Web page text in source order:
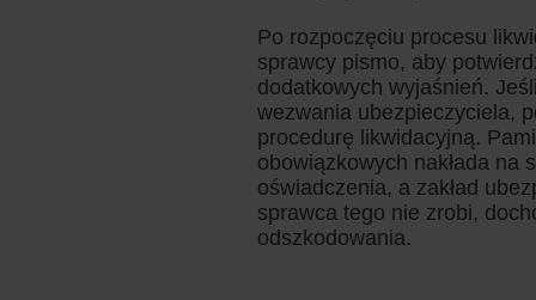
Po rozpoczęciu procesu
sprawcy pismo, aby
dodatkowych wyjaśnień.
wezwania ubezpieczyciela,
procedurę likwidacyjną.
obowiązkowych nakłada na
oświadczenia, a zakład
sprawca tego nie zrobi,
odszkodowania.